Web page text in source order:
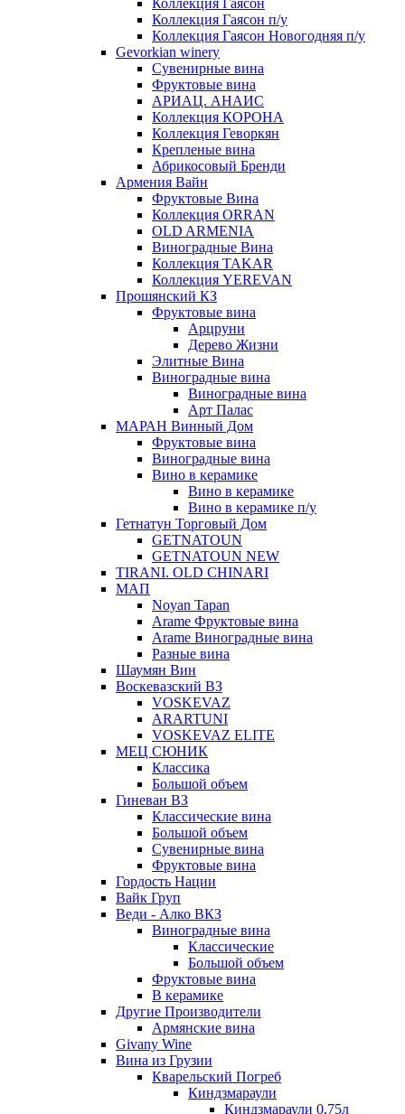
Коллекция Гаясон
Коллекция Гаясон п/у
Коллекция Гаясон Новогодняя п/у
Gevorkian winery
Сувенирные вина
Фруктовые вина
АРИАЦ. АНАИС
Коллекция КОРОНА
Коллекция Геворкян
Крепленые вина
Абрикосовый Бренди
Армения Вайн
Фруктовые Вина
Коллекция ORRAN
OLD ARMENIA
Виноградные Вина
Коллекция TAKAR
Коллекция YEREVAN
Прошянский КЗ
Фруктовые вина
Арцруни
Дерево Жизни
Элитные Вина
Виноградные вина
Виноградные вина
Арт Палас
МАРАН Винный Дом
Фруктовые вина
Виноградные вина
Вино в керамике
Вино в керамике
Вино в керамике п/у
Гетнатун Торговый Дом
GETNATOUN
GETNATOUN NEW
TIRANI. OLD CHINARI
МАП
Noyan Tapan
Arame Фруктовые вина
Arame Виноградные вина
Разные вина
Шаумян Вин
Воскевазский ВЗ
VOSKEVAZ
ARARTUNI
VOSKEVAZ ELITE
МЕЦ СЮНИК
Классика
Большой объем
Гиневан ВЗ
Классические вина
Большой объем
Сувенирные вина
Фруктовые вина
Гордость Нации
Вайк Груп
Веди - Алко ВКЗ
Виноградные вина
Классические
Большой объем
Фруктовые вина
В керамике
Другие Производители
Армянские вина
Givany Wine
Вина из Грузии
Кварельский Погреб
Киндзмараули
Киндзмараули 0,75л